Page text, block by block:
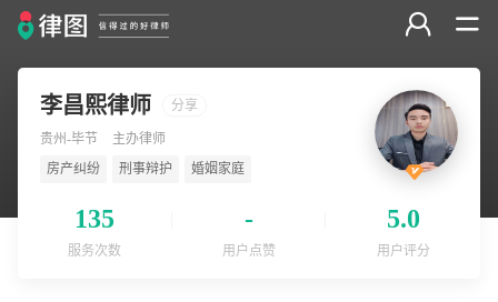
李昌熙律师 分享
贵州-毕节
主办律师
房产纠纷
刑事辩护 婚姻家庭
135
服务次数
-
用户点赞
5.0
用户评分